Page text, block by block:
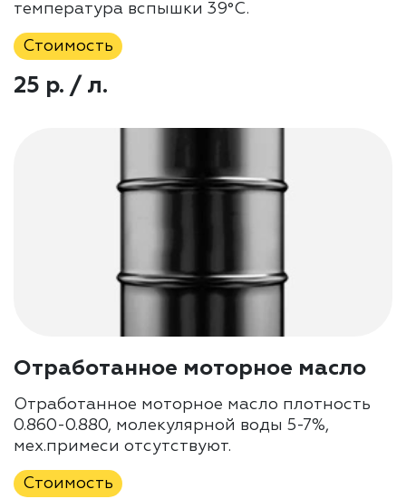
температура вспышки 39°C.
Стоимость
25 р. / л.
Отработанное моторное масло
Отработанное моторное масло плотность
0.860-0.880, молекулярной воды 5-7%,
мех.примеси отсутствуют.
Стоимость